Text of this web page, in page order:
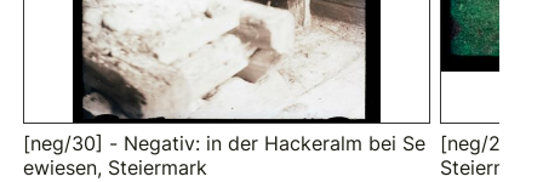
[neg/30] - Negativ: in der Hackeralm bei Se
ewiesen, Steiermark
[neg/25/
Steiermark